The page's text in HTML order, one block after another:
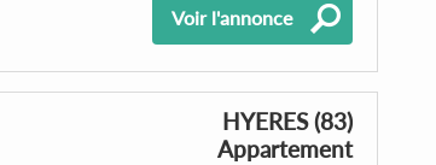
Voir l'annonce
HYERES (83)
Appartement